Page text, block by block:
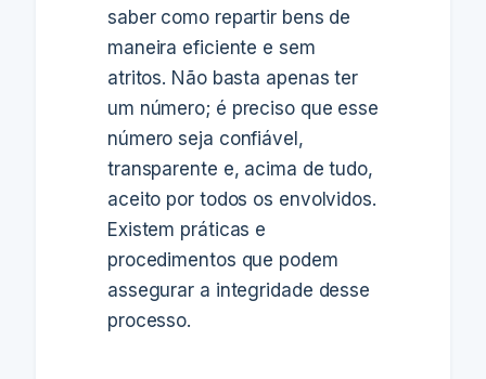
saber como repartir bens de
maneira eficiente e sem
atritos. Não basta apenas ter
um número; é preciso que esse
número seja confiável,
transparente e, acima de tudo,
aceito por todos os envolvidos.
Existem práticas e
procedimentos que podem
assegurar a integridade desse
processo.